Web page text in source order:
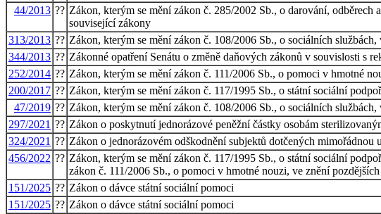
44/2013 ?? Zákon, kterým se mění zákon č. 285/2002 Sb., o darování, odběrech
související zákony
313/2013 ?? Zákon, kterým se mění zákon č. 108/2006 Sb., o sociálních
344/2013 ?? Zákonné opatření Senátu o změně daňových zákonů v souvislosti s
252/2014 ?? Zákon, kterým se mění zákon č. 111/2006 Sb., o pomoci v hmotné
200/2017 ?? Zákon, kterým se mění zákon č. 117/1995 Sb., o státní sociální
47/2019 ?? Zákon, kterým se mění zákon č. 108/2006 Sb., o sociálních službách,
297/2021 ?? Zákon o poskytnutí jednorázové peněžní částky osobám
324/2021 ?? Zákon o jednorázovém odškodnění subjektů dotčených
456/2022 ?? Zákon, kterým se mění zákon č. 117/1995 Sb., o státní sociální
zákon č. 111/2006 Sb., o pomoci v hmotné nouzi, ve znění
151/2025 ?? Zákon o dávce státní sociální pomoci
151/2025 ?? Zákon o dávce státní sociální pomoci